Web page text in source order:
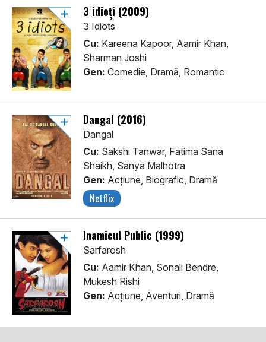
3 idioți (2009)
3 Idiots
Cu: Kareena Kapoor, Aamir Khan,
Sharman Joshi
Gen: Comedie, Dramă, Romantic
Dangal (2016)
Dangal
Cu: Sakshi Tanwar, Fatima Sana
Shaikh, Sanya Malhotra
Gen: Acţiune, Biografic, Dramă
Netflix
Inamicul Public (1999)
Sarfarosh
Cu: Aamir Khan, Sonali Bendre,
Mukesh Rishi
Gen: Acţiune, Aventuri, Dramă